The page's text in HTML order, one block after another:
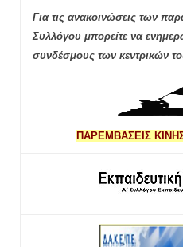
Για τις ανακοινώσεις των
Συλλόγου μπορείτε να
συνδέσμους των κεντρικών
ΠΑΡΕΜΒΑΣΕΙΣ